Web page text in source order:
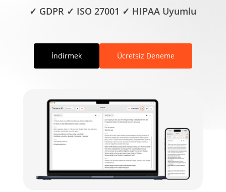
✓ GDPR ✓ ISO 27001 ✓ HIPAA Uyumlu
İndirmek Ücretsiz Deneme